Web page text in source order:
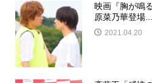
映画『胸が鳴
原菜乃華登場...
2021.04.20